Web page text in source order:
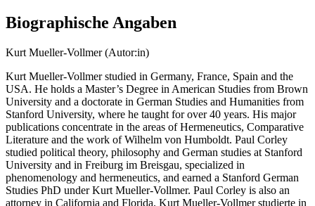
Biographische Angaben
Kurt Mueller-Vollmer (Autor:in)
Kurt Mueller-Vollmer studied in Germany, France, Spain and the
USA. He holds a Master’s Degree in American Studies from Brown
University and a doctorate in German Studies and Humanities from
Stanford University, where he taught for over 40 years. His major
publications concentrate in the areas of Hermeneutics, Comparative
Literature and the work of Wilhelm von Humboldt. Paul Corley
studied political theory, philosophy and German studies at Stanford
University and in Freiburg im Breisgau, specialized in
phenomenology and hermeneutics, and earned a Stanford German
Studies PhD under Kurt Mueller-Vollmer. Paul Corley is also an
attorney in California and Florida. Kurt Mueller-Vollmer studierte in